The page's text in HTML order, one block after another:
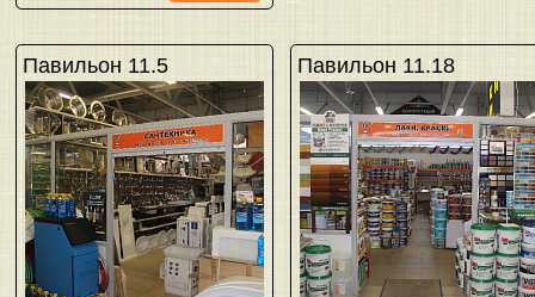
Павильон 11.5 Павильон 11.18